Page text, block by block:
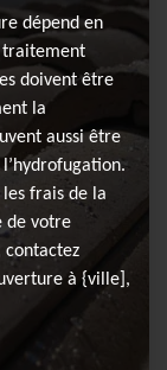
dépend en
traitement
doivent être
la
aussi être
l’hydrofugation.
frais de la
de votre
à {ville],